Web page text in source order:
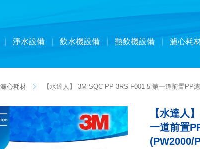
淨水設備 飲水機設備 熱飲機設備 濾心耗
濾心耗材 【水達人】 3M SQC PP 3RS-F001-5 第一道前置PP
【水達人
一道前置
(PW2000/